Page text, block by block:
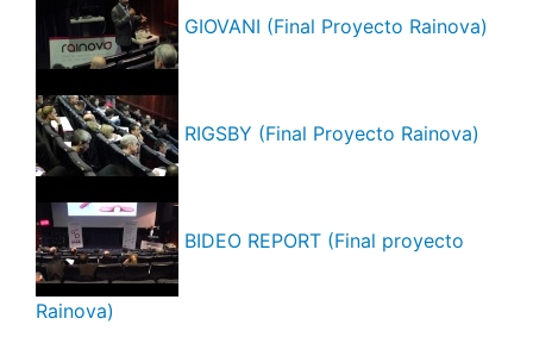
GIOVANI (Final Proyecto Rainova)
RIGSBY (Final Proyecto Rainova)
BIDEO REPORT (Final proyecto
Rainova)